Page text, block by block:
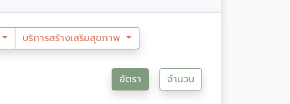
บริการสร้างเสริมสุขภาพ
อัตรา จำนวน